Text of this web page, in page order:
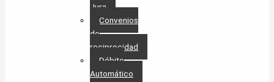
Jura
Convenios
de
reciprocidad
Débito
Automático